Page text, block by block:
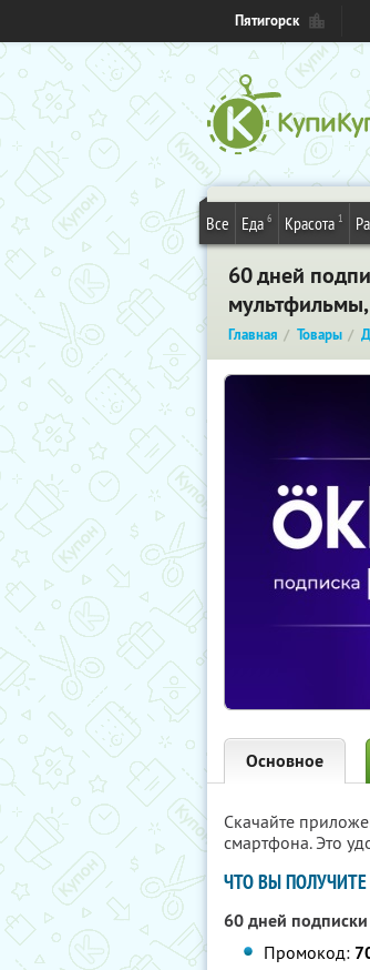
Пятигорск
Все Еда 6 Красота 1
60 дней
Главная Товары
Основное
Скачайте
смартфона. Это
ЧТО ВЫ ПОЛУЧИТЕ
60 дней
Промокод: